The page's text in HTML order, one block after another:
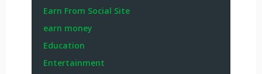
Earn From Social Site
earn money
Education
Entertainment